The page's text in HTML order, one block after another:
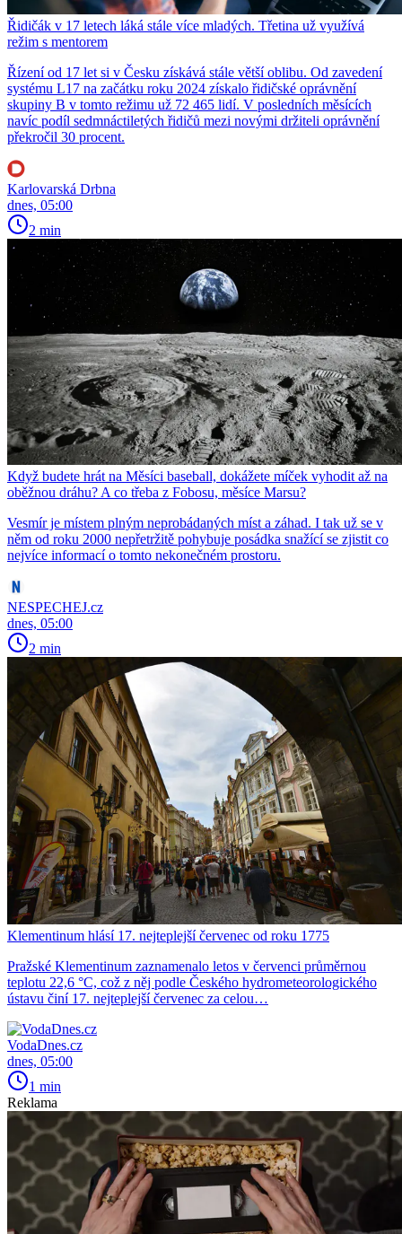
Řidičák v 17 letech láká stále více mladých. Třetina už využívá
režim s mentorem
Řízení od 17 let si v Česku získává stále větší oblibu. Od zavedení
systému L17 na začátku roku 2024 získalo řidičské oprávnění
skupiny B v tomto režimu už 72 465 lidí. V posledních měsících
navíc podíl sedmnáctiletých řidičů mezi novými držiteli oprávnění
překročil 30 procent.
Karlovarská Drbna
dnes, 05:00
2 min
Když budete hrát na Měsíci baseball, dokážete míček vyhodit až na
oběžnou dráhu? A co třeba z Fobosu, měsíce Marsu?
Vesmír je místem plným neprobádaných míst a záhad. I tak už se v
něm od roku 2000 nepřetržitě pohybuje posádka snažící se zjistit co
nejvíce informací o tomto nekonečném prostoru.
NESPECHEJ.cz
dnes, 05:00
2 min
Klementinum hlásí 17. nejteplejší červenec od roku 1775
Pražské Klementinum zaznamenalo letos v červenci průměrnou
teplotu 22,6 °C, což z něj podle Českého hydrometeorologického
ústavu činí 17. nejteplejší červenec za celou…
VodaDnes.cz
dnes, 05:00
1 min
Reklama